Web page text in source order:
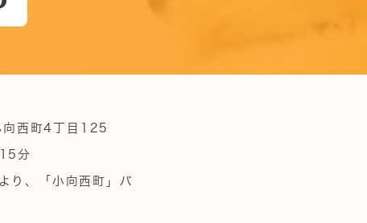
西町4丁目125
分
り、「小向西町」バ